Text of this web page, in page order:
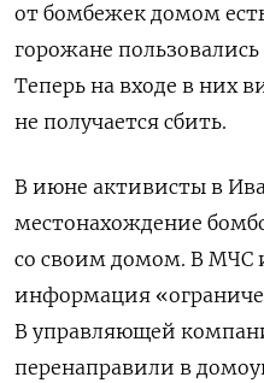
от бомбежек домом
горожане
Теперь на входе в них
не получается сбить.
В июне активисты в
местонахождение
со своим домом. В МЧС
информация
В управляющей
перенаправили в